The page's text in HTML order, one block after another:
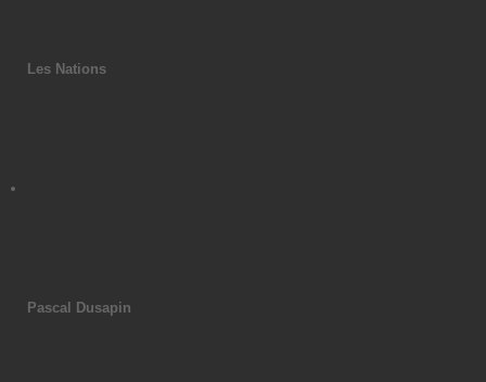
Les Nations
Pascal Dusapin